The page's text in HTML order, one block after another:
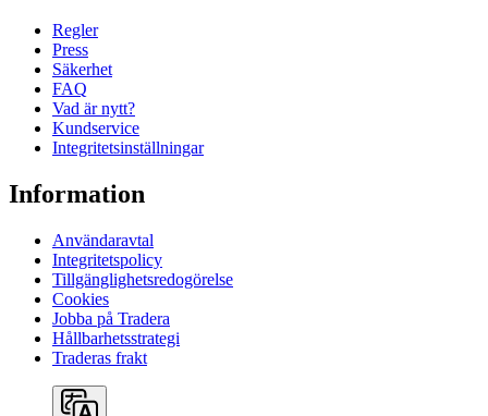
Regler
Press
Säkerhet
FAQ
Vad är nytt?
Kundservice
Integritetsinställningar
Information
Användaravtal
Integritetspolicy
Tillgänglighetsredogörelse
Cookies
Jobba på Tradera
Hållbarhetsstrategi
Traderas frakt